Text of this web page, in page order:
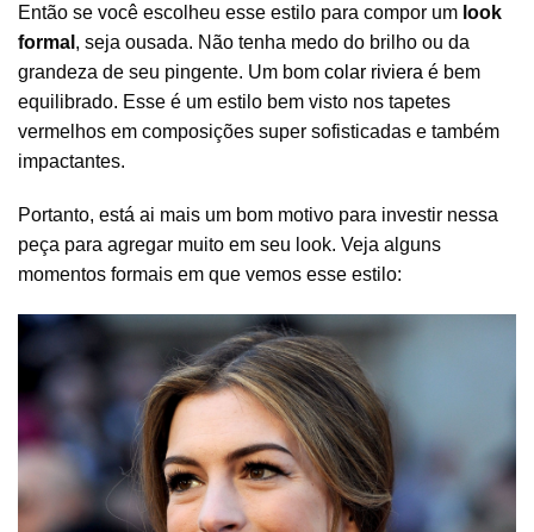
Então se você escolheu esse estilo para compor um look
formal , seja ousada. Não tenha medo do brilho ou da
grandeza de seu pingente. Um bom colar riviera é bem
equilibrado. Esse é um estilo bem visto nos tapetes
vermelhos em composições super sofisticadas e também
impactantes.
Portanto, está ai mais um bom motivo para investir nessa
peça para agregar muito em seu look. Veja alguns
momentos formais em que vemos esse estilo: